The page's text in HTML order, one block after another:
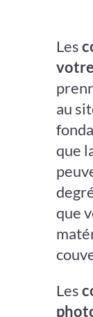
Les
au
que
que
Les